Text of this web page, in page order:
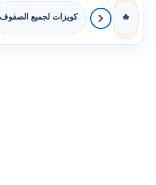
🔥 كويزات لجميع الصفوف